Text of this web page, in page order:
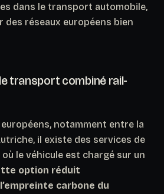
dans le transport automobile,
des réseaux européens bien
transport combiné rail-
notamment entre la
il existe des services de
le véhicule est chargé sur un
option réduit
carbone du